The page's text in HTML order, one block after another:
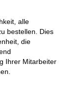
alle
bestellen. Dies
die
Ihrer Mitarbeiter